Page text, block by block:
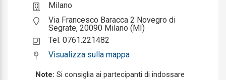
Cure Palliative
Dermatologia e venereologia
Direzione medica di presidio ospedaliero
Ematologia
Milano
Via Francesco Baracca 2 Novegro di
Segrate, 20090 Milano (MI)
Tel. 0761.221482
Visualizza sulla mappa
Note: Si consiglia ai partecipanti di indossare